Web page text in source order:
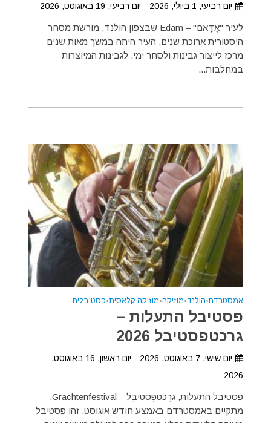
יום רביעי, 1 ביולי, 2026 - יום רביעי, 19 באוגוסט, 2026
לעיר "אֶדָאם" – Edam שבצפון הולנד, מורשת מסחר
היסטורית ארוכת שנים. העיר היתה במשך מאות שנים
מרכז לייצור גבינות ולסחר ימי. לגבינות המיוצרות
במחלבות...
אמסטרדם•הולנד•מוזיקה•מוזיקה קלאסית•פסטיבלים
פסטיבל התעלות –
גרכטפסטיבל 2026
יום שישי, 7 באוגוסט, 2026 - יום ראשון, 16 באוגוסט,
2026
פסטיבל התעלות, גרָכטפֶסטִיבַל – Grachtenfestival,
מתקיים באמסטרדם באמצע חודש אוגוסט. זהו פסטיבל